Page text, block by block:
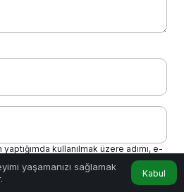
kullanılmak üzere adımı, e-
adresimi bu tarayıcıya kaydet.
için e-posta ile bilgilendir.
yaşamanızı sağlamak
Kabul
Hesabım